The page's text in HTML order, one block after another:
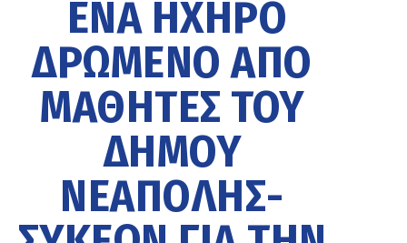
ΈΝΑ ΗΧΗΡΌ
ΔΡΏΜΕΝΟ ΑΠΌ
ΜΑΘΗΤΈΣ ΤΟΥ
ΔΉΜΟΥ
ΝΕΆΠΟΛΗΣ-